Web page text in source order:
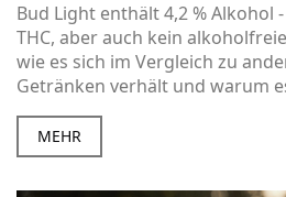
Bud Light enthält 4,2 % Alkohol
THC, aber auch kein
wie es sich im Vergleich zu
Getränken verhält und warum
wird.
MEHR